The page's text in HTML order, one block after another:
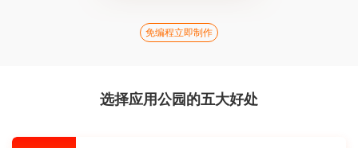
免编程立即制作
选择应用公园的五大好处